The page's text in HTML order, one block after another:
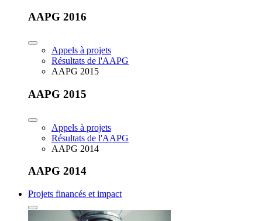
AAPG 2016
Appels à projets
Résultats de l'AAPG
AAPG 2015
AAPG 2015
Appels à projets
Résultats de l'AAPG
AAPG 2014
AAPG 2014
Projets financés et impact